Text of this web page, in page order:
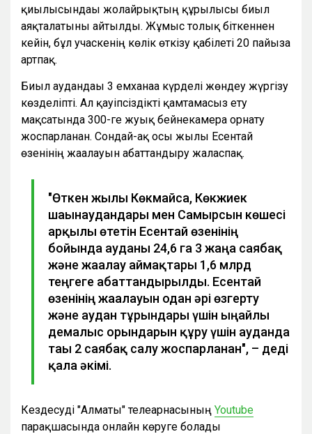
қиылысындағы жолайрықтың құрылысы биыл
аяқталатыны айтылды. Жұмыс толық біткеннен
кейін, бұл учаскенің көлік өткізу қабілеті 20 пайызға
артпақ.
Биыл аудандағы 3 емханаға күрделі жөндеу жүргізу
көзделіпті. Ал қауіпсіздікті қамтамасыз ету
мақсатында 300-ге жуық бейнекамера орнату
жоспарланған. Сондай-ақ осы жылы Есентай
өзенінің жағалауын абаттандыру жалғаспақ.
"Өткен жылы Көкмайса, Көкжиек
шағынаудандары мен Самырсын көшесі
арқылы өтетін Есентай өзенінің
бойында ауданы 24,6 га 3 жаңа саябақ
және жағалау аймақтары 1,6 млрд
теңгеге абаттандырылды. Есентай
өзенінің жағалауын одан әрі өзгерту
және аудан тұрғындары үшін ыңғайлы
демалыс орындарын құру үшін ауданда
тағы 2 саябақ салу жоспарланған", – деді
қала әкімі.
Кездесуді "Алматы" телеарнасының Youtube
парақшасында онлайн көруге болады